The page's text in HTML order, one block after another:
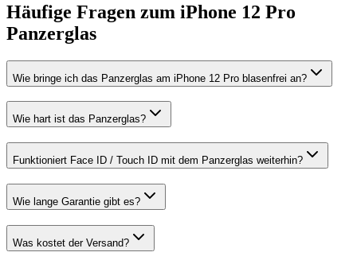
Häufige Fragen zum iPhone 12 Pro
Panzerglas
Wie bringe ich das Panzerglas am iPhone 12 Pro blasenfrei an?
Wie hart ist das Panzerglas?
Funktioniert Face ID / Touch ID mit dem Panzerglas weiterhin?
Wie lange Garantie gibt es?
Was kostet der Versand?